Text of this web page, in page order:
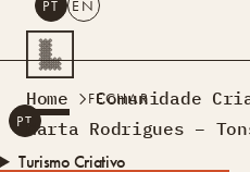
PESQUISAR
PT EN
Turismo Criativo
PT EN
FECHAR
Home
Comunidade
Marta Rodrigues –